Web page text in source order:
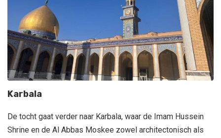
Karbala
De tocht gaat verder naar Karbala, waar de Imam Hussein
Shrine en de Al Abbas Moskee zowel architectonisch als